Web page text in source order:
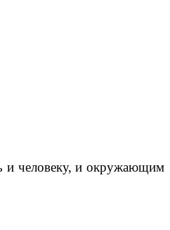
и человеку, и окружающим